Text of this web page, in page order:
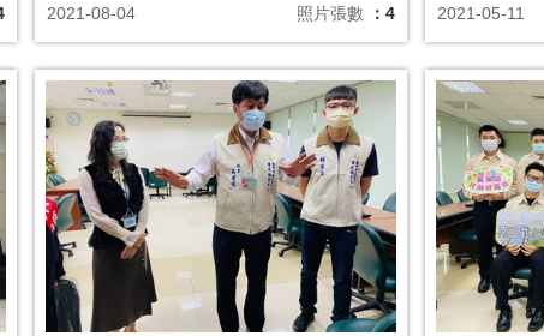
2021-08-04 照片張數 ：4 2021-05-11